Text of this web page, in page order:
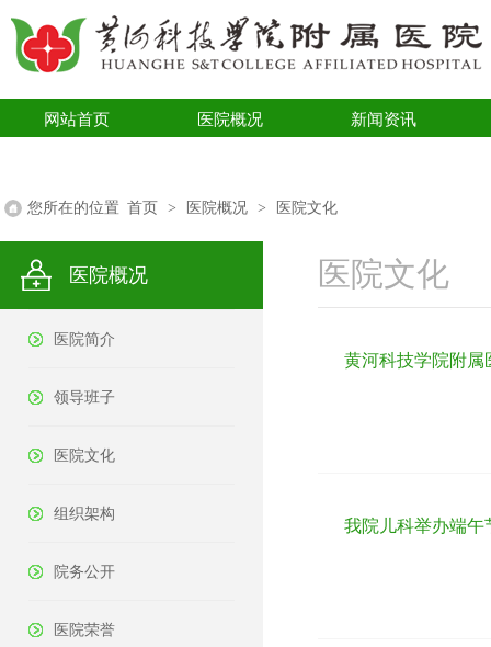
网站首页 医院概况 新闻资讯
您所在的位置 首页 > 医院概况 > 医院文化
医院概况
医院简介
领导班子
医院文化
组织架构
院务公开
医院荣誉
医院文化
黄河科技学院附属
我院儿科举办端午